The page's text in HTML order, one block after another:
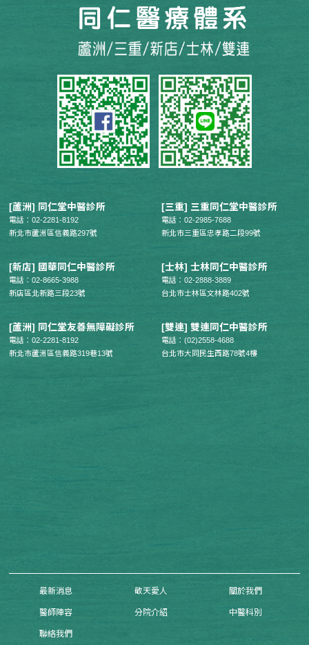
[蘆洲] 同仁堂中醫診所
電話：02-2281-8192
新北市蘆洲區信義路297號
[三重] 三重同仁堂中醫診所
電話：02-2985-7688
新北市三重區忠孝路二段99號
[新店] 國華同仁中醫診所
電話：02-8665-3988
新店區北新路三段23號
[士林] 士林同仁中醫診所
電話：02-2888-3889
台北市士林區文林路402號
[蘆洲] 同仁堂友善無障礙診所
電話：02-2281-8192
新北市蘆洲區信義路319巷13號
[雙連] 雙連同仁中醫診所
電話：(02)2558-4688
台北市大同民生西路78號4樓
最新消息 敬天愛人 關於我們
醫師陣容 分院介紹 中醫科別
聯絡我們